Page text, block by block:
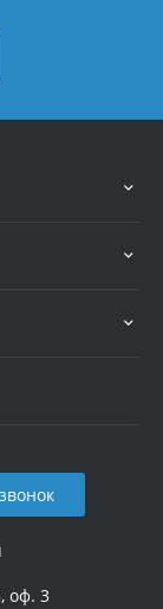
оф. 3